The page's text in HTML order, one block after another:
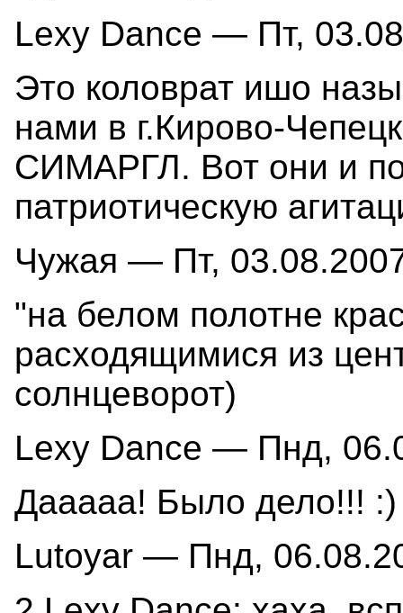
Lexy Dance — Пт,
Это коловрат ишо
нами в г.Кирово-
СИМАРГЛ. Вот они и
патриотическую
Чужая — Пт,
"на белом полотне
расходящимися из
солнцеворот)
Lexy Dance — Пнд,
Дааааа! Было дело!!! :)
Lutoyar — Пнд,